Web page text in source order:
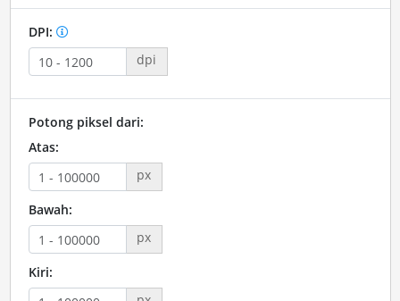
DPI:
dpi
Potong piksel dari:
Atas:
px
Bawah:
px
Kiri: